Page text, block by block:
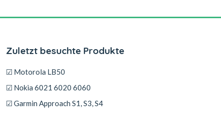
Zuletzt besuchte Produkte
☑ Motorola LB50
☑ Nokia 6021 6020 6060
☑ Garmin Approach S1, S3, S4